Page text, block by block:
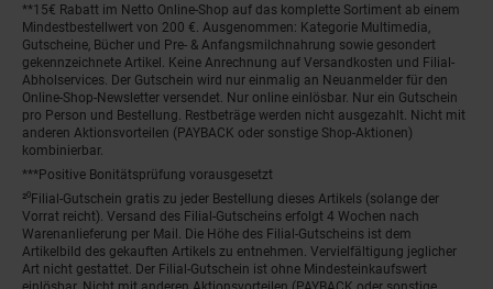
**15€ Rabatt im Netto Online-Shop auf das komplette Sortiment ab einem
Mindestbestellwert von 200 €. Ausgenommen: Kategorie Multimedia,
Gutscheine, Bücher und Pre- & Anfangsmilchnahrung sowie gesondert
gekennzeichnete Artikel. Keine Anrechnung auf Versandkosten und Filial-
Abholservices. Der Gutschein wird nur einmalig an Neuanmelder für den
Online-Shop-Newsletter versendet. Nur online einlösbar. Nur ein Gutschein
pro Person und Bestellung. Restbeträge werden nicht ausgezahlt. Nicht mit
anderen Aktionsvorteilen (PAYBACK oder sonstige Shop-Aktionen)
kombinierbar.
***Positive Bonitätsprüfung vorausgesetzt
²⁰Filial-Gutschein gratis zu jeder Bestellung dieses Artikels (solange der
Vorrat reicht). Versand des Filial-Gutscheins erfolgt 4 Wochen nach
Warenanlieferung per Mail. Die Höhe des Filial-Gutscheins ist dem
Artikelbild des gekauften Artikels zu entnehmen. Vervielfältigung jeglicher
Art nicht gestattet. Der Filial-Gutschein ist ohne Mindesteinkaufswert